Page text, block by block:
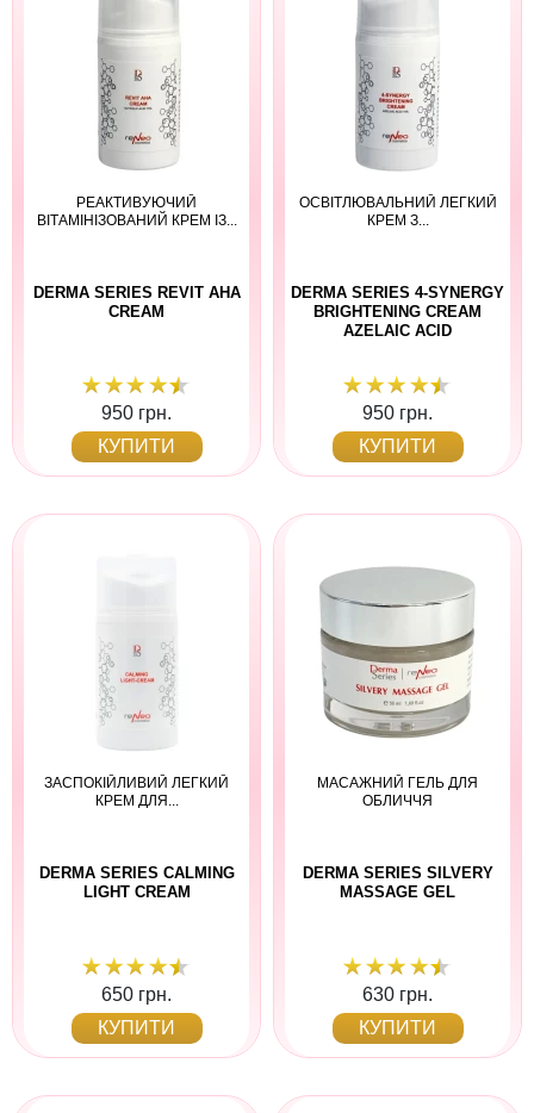
РЕАКТИВУЮЧИЙ
ВІТАМІНІЗОВАНИЙ КРЕМ ІЗ...
DERMA SERIES REVIT AHA
CREAM
950 грн.
КУПИТИ
ОСВІТЛЮВАЛЬНИЙ ЛЕГКИЙ
КРЕМ З...
DERMA SERIES 4-SYNERGY
BRIGHTENING CREAM
AZELAIC ACID
950 грн.
КУПИТИ
ЗАСПОКІЙЛИВИЙ ЛЕГКИЙ
КРЕМ ДЛЯ...
DERMA SERIES CALMING
LIGHT CREAM
650 грн.
КУПИТИ
МАСАЖНИЙ ГЕЛЬ ДЛЯ
ОБЛИЧЧЯ
DERMA SERIES SILVERY
MASSAGE GEL
630 грн.
КУПИТИ